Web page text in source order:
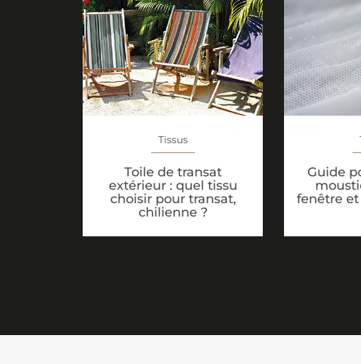
Tissus
Toile de transat
extérieur : quel tissu
choisir pour transat,
chilienne ?
Guide
fenêtre et